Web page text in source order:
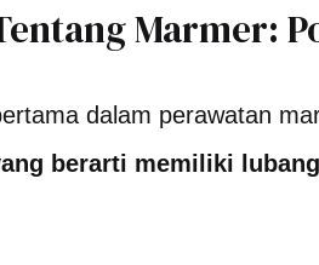
Marmer:
dalam perawatan
berarti memiliki